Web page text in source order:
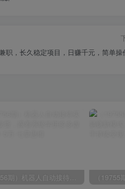
职，长久稳定项目，日赚千元，简单操
（19756期）机器人自动接待买家自动发货，跟着系统学拼多多虚拟月入1-5万